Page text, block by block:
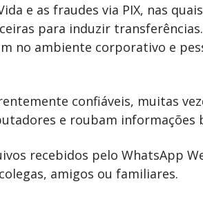
e as fraudes via PIX, nas
para induzir transferências.
no ambiente corporativo e
confiáveis, muitas
e roubam informações
recebidos pelo WhatsApp
amigos ou familiares.